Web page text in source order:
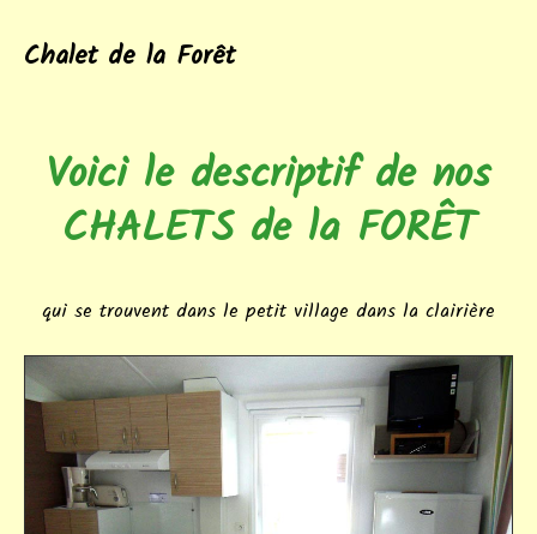
Chalet de la Forêt
Voici le descriptif de nos
CHALETS de la FORÊT
qui se trouvent dans le petit village dans la clairière